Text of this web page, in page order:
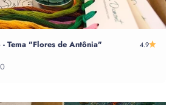
Tema "Flores de Antônia" 4.9